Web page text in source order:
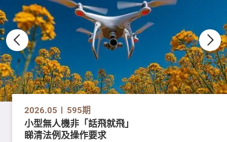
2026.05 595期
小型無人機非「話飛就飛」
睇清法例及操作要求